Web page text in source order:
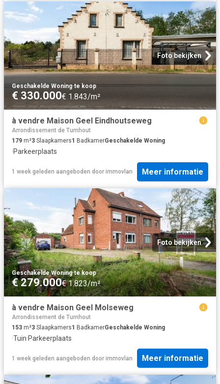
Foto bekijken
Geschakelde Woning·te koop
€ 330.000€ 1.843/m²
à vendre Maison Geel Eindhoutseweg
Arrondissement de Turnhout
179 m²3 Slaapkamers1 BadkamerGeschakelde Woning
·Parkeerplaats
1 week geleden aangeboden door immovlan Meer informatie
Foto bekijken
Geschakelde Woning·te koop
€ 279.000€ 1.823/m²
à vendre Maison Geel Molseweg
Arrondissement de Turnhout
153 m²3 Slaapkamers1 BadkamerGeschakelde Woning
·Tuin·Parkeerplaats
1 week geleden aangeboden door immovlan Meer informatie